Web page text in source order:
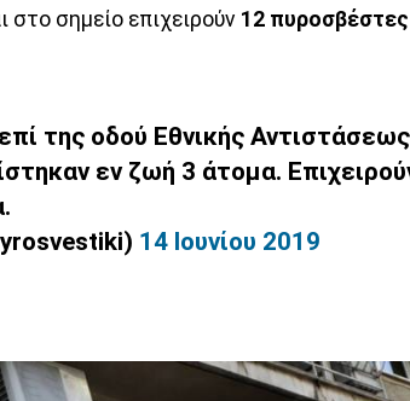
στο σημείο επιχειρούν 12
της οδού Εθνικής
εν ζωή 3 άτομα.
14 Ιουνίου 2019